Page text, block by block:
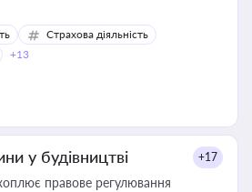
Страхова діяльність
+13
у будівництві +17
правове регулювання